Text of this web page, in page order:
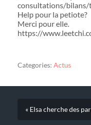
consultations/bilans/
Help pour la petiote?
Merci pour elle.
https://
Categories: Actus
« Elsa cherche des